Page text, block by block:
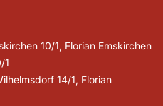
10/1, Florian Emskirchen
1
14/1, Florian